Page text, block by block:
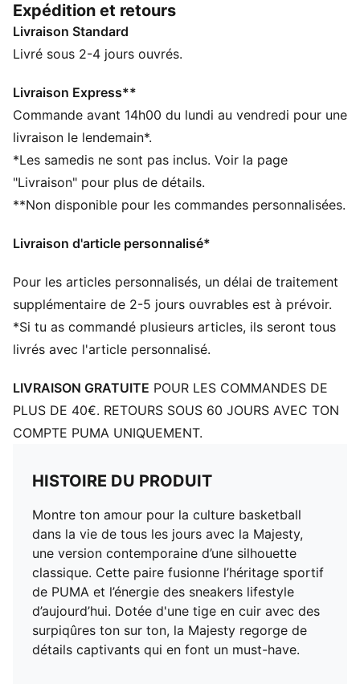
cuir avec des surpiqûres ton sur ton, la Majesty
regorge de détails captivants qui en font un must-
have.
Largeur : Régulière
Bout : Arrondi
Fermeture : Fermeture à lacets
Détails brandés PUMA
Expédition et retours
Livraison Standard
Livré sous 2-4 jours ouvrés.
Livraison Express**
Commande avant 14h00 du lundi au vendredi pour une
livraison le lendemain*.
*Les samedis ne sont pas inclus. Voir la page
"Livraison" pour plus de détails.
**Non disponible pour les commandes personnalisées.
Livraison d'article personnalisé*
Pour les articles personnalisés, un délai de traitement
supplémentaire de 2-5 jours ouvrables est à prévoir.
*Si tu as commandé plusieurs articles, ils seront tous
livrés avec l'article personnalisé.
LIVRAISON GRATUITE POUR LES COMMANDES DE
PLUS DE 40€. RETOURS SOUS 60 JOURS AVEC TON
COMPTE PUMA UNIQUEMENT.
HISTOIRE DU PRODUIT
Montre ton amour pour la culture basketball
dans la vie de tous les jours avec la Majesty,
une version contemporaine d’une silhouette
classique. Cette paire fusionne l’héritage sportif
de PUMA et l’énergie des sneakers lifestyle
d’aujourd’hui. Dotée d'une tige en cuir avec des
surpiqûres ton sur ton, la Majesty regorge de
détails captivants qui en font un must-have.